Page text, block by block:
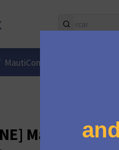
MautiCon Working Group
MautiCon